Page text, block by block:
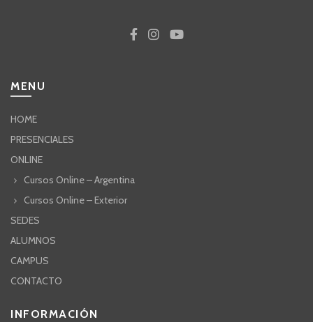
MENU
HOME
PRESENCIALES
ONLINE
Cursos Online – Argentina
Cursos Online – Exterior
SEDES
ALUMNOS
CAMPUS
CONTACTO
INFORMACIÓN